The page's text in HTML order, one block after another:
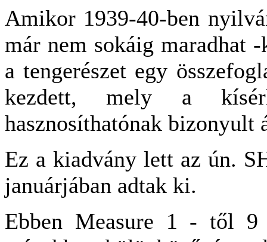
Amikor 1939-40-ben
már nem sokáig maradhat
a tengerészet egy
kezdett, mely a
hasznosíthatónak bizonyult
Ez a kiadvány lett az ún.
januárjában adtak ki.
Ebben Measure 1 - től